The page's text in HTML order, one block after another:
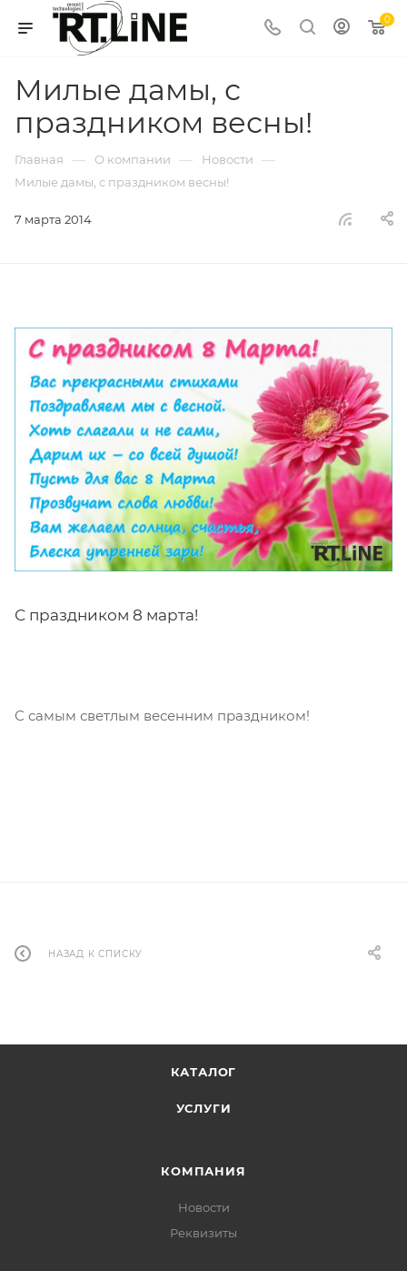
0
Милые дамы, с
праздником весны!
Главная — О компании — Новости —
Милые дамы, с праздником весны!
7 марта 2014
С праздником 8 марта!
С самым светлым весенним праздником!
НАЗАД К СПИСКУ
КАТАЛОГ
УСЛУГИ
КОМПАНИЯ
Новости
Реквизиты